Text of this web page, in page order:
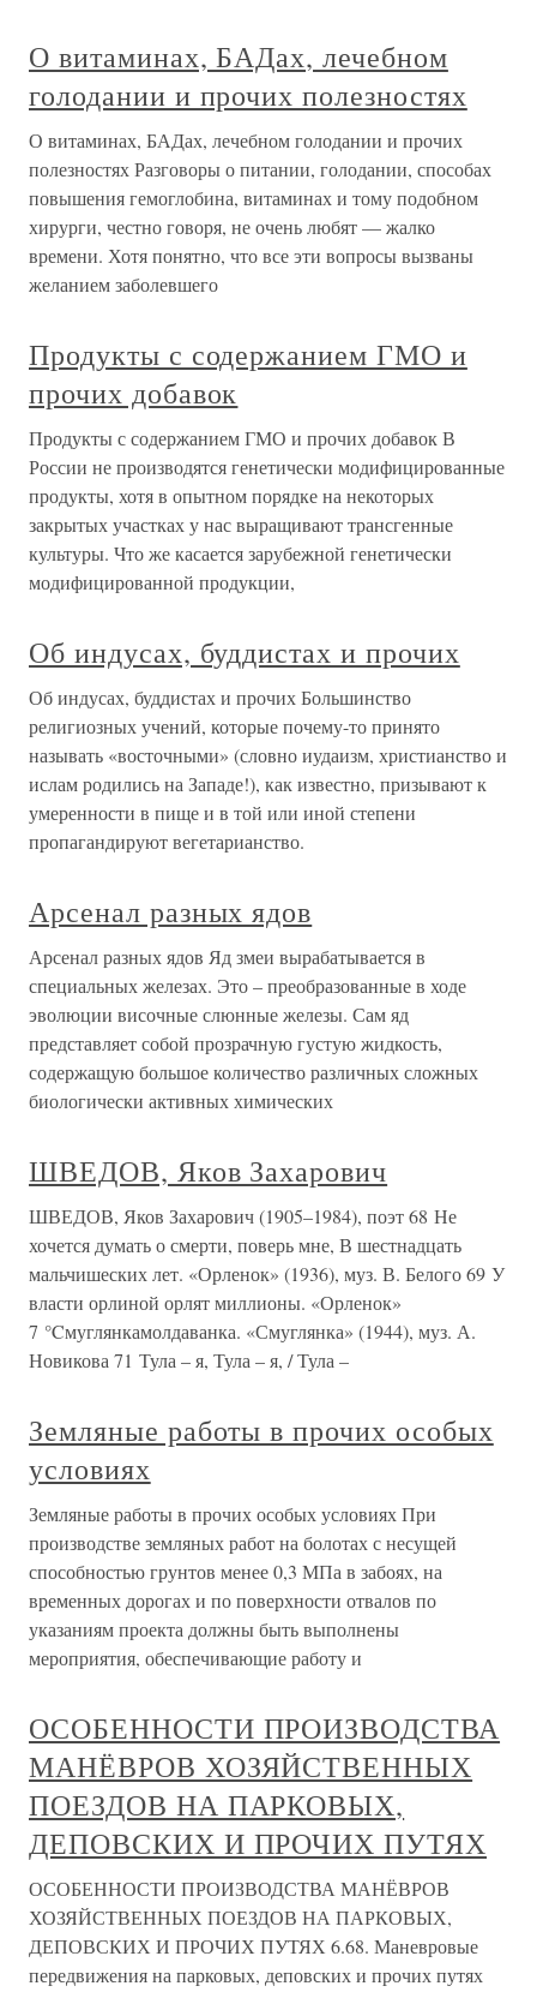
О витаминах, БАДах, лечебном
голодании и прочих полезностях
О витаминах, БАДах, лечебном голодании и прочих
полезностях Разговоры о питании, голодании, способах
повышения гемоглобина, витаминах и тому подобном
хирурги, честно говоря, не очень любят — жалко
времени. Хотя понятно, что все эти вопросы вызваны
желанием заболевшего
Продукты с содержанием ГМО и
прочих добавок
Продукты с содержанием ГМО и прочих добавок В
России не производятся генетически модифицированные
продукты, хотя в опытном порядке на некоторых
закрытых участках у нас выращивают трансгенные
культуры. Что же касается зарубежной генетически
модифицированной продукции,
Об индусах, буддистах и прочих
Об индусах, буддистах и прочих Большинство
религиозных учений, которые почему-то принято
называть «восточными» (словно иудаизм, христианство и
ислам родились на Западе!), как известно, призывают к
умеренности в пище и в той или иной степени
пропагандируют вегетарианство.
Арсенал разных ядов
Арсенал разных ядов Яд змеи вырабатывается в
специальных железах. Это – преобразованные в ходе
эволюции височные слюнные железы. Сам яд
представляет собой прозрачную густую жидкость,
содержащую большое количество различных сложных
биологически активных химических
ШВЕДОВ, Яков Захарович
ШВЕДОВ, Яков Захарович (1905–1984), поэт 68 Не
хочется думать о смерти, поверь мне, В шестнадцать
мальчишеских лет. «Орленок» (1936), муз. В. Белого 69 У
власти орлиной орлят миллионы. «Орленок»
7 °Cмуглянкамолдаванка. «Смуглянка» (1944), муз. А.
Новикова 71 Тула – я, Тула – я, / Тула –
Земляные работы в прочих особых
условиях
Земляные работы в прочих особых условиях При
производстве земляных работ на болотах с несущей
способностью грунтов менее 0,3 МПа в забоях, на
временных дорогах и по поверхности отвалов по
указаниям проекта должны быть выполнены
мероприятия, обеспечивающие работу и
ОСОБЕННОСТИ ПРОИЗВОДСТВА
МАНЁВРОВ ХОЗЯЙСТВЕННЫХ
ПОЕЗДОВ НА ПАРКОВЫХ,
ДЕПОВСКИХ И ПРОЧИХ ПУТЯХ
ОСОБЕННОСТИ ПРОИЗВОДСТВА МАНЁВРОВ
ХОЗЯЙСТВЕННЫХ ПОЕЗДОВ НА ПАРКОВЫХ,
ДЕПОВСКИХ И ПРОЧИХ ПУТЯХ 6.68. Маневровые
передвижения на парковых, деповских и прочих путях